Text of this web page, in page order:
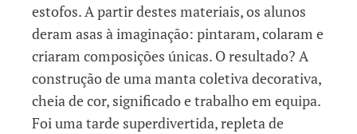
estofos. A partir destes materiais, os alunos
deram asas à imaginação: pintaram, colaram e
criaram composições únicas. O resultado? A
construção de uma manta coletiva decorativa,
cheia de cor, significado e trabalho em equipa.
Foi uma tarde superdivertida, repleta de